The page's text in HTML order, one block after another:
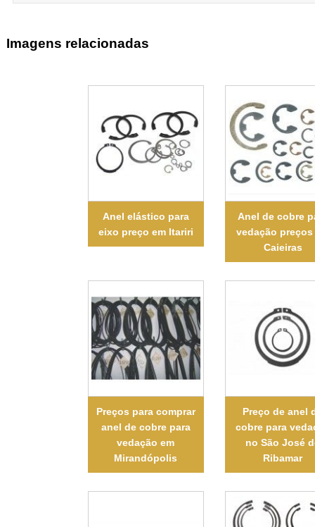
Imagens relacionadas
Anel elástico para
eixo preço em Itariri
Anel de cobre
vedação preços
Caieiras
Preços para comprar
anel de cobre para
vedação em
Mirandópolis
Preço de anel
cobre para
no São José
Ribamar